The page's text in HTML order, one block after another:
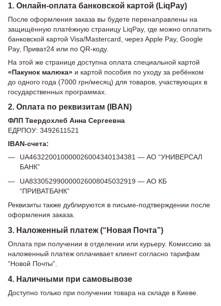
1. Онлайн-оплата банковской картой (LiqPay)
После оформления заказа вы будете перенаправлены на
защищённую платёжную страницу LiqPay, где можно оплатить
банковской картой Visa/Mastercard, через Apple Pay, Google
Pay, Приват24 или по QR-коду.
На этой же странице доступна оплата специальной картой
«Пакунок малюка» и картой пособия по уходу за ребёнком
до одного года (7000 грн/месяц) для товаров, участвующих в
государственных программах.
2. Оплата по реквизитам (IBAN)
ФЛП Твердохлеб Анна Сергеевна
ЕДРПОУ: 3492611521
IBAN-счета:
UA463220010000026004340134381 — АО “УНИВЕРСАЛ
БАНК”
UA833052990000026008045032919 — АО КБ
“ПРИВАТБАНК”
Реквизиты также дублируются в письме-подтверждении после
оформления заказа.
3. Наложенный платеж (“Новая Почта”)
Оплата при получении в отделении или курьеру. Комиссию за
наложенный платеж оплачивает клиент согласно тарифам
“Новой Почты”.
4. Наличными при самовывозе
Доступно только при получении товара на складе в Киеве.